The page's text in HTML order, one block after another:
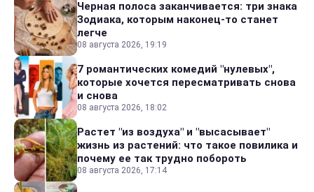
Черная полоса заканчивается: три знака
Зодиака, которым наконец-то станет
легче
08 августа 2026, 19:19
7 романтических комедий "нулевых",
которые хочется пересматривать снова
и снова
08 августа 2026, 18:02
Растет "из воздуха" и "высасывает"
жизнь из растений: что такое повилика и
почему ее так трудно побороть
08 августа 2026, 17:14